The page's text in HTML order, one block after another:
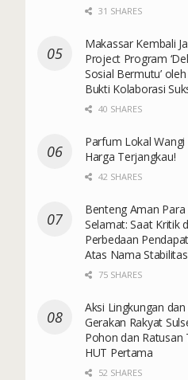
31 SHARES
Makassar Kembali
Project Program
Sosial Bermutu’
Bukti Kolaborasi
40 SHARES
Parfum Lokal
Harga Terjangkau!
42 SHARES
Benteng Aman Para
Selamat: Saat Kritik
Perbedaan
Atas Nama Stabilitas
75 SHARES
Aksi Lingkungan dan
Gerakan Rakyat
Pohon dan Ratusan
HUT Pertama
52 SHARES